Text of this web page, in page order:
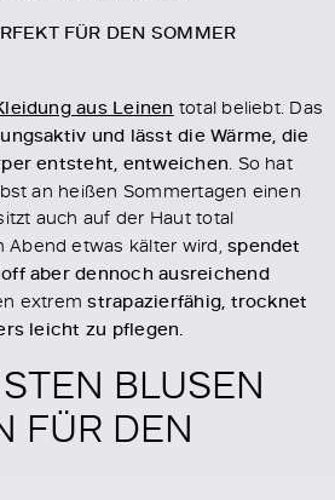
FÜR DEN SOMMER
aus Leinen total beliebt. Das
und lässt die Wärme, die
entsteht, entweichen. So hat
an heißen Sommertagen einen
auch auf der Haut total
Abend etwas kälter wird,spendet
aber dennoch ausreichend
extremstrapazierfähig, trocknet
leicht zu pflegen.
BLUSEN
FÜR DEN